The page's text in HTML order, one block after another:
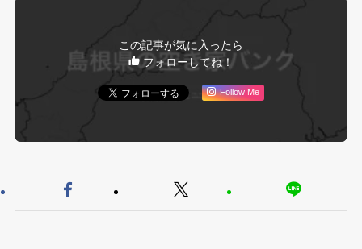
この記事が気に入ったら
フォローしてね！
Follow Me